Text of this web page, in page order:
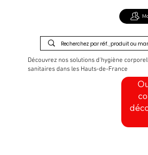
Découvrez nos solutions d'hygiène
sanitaires dans les Hauts-de-France